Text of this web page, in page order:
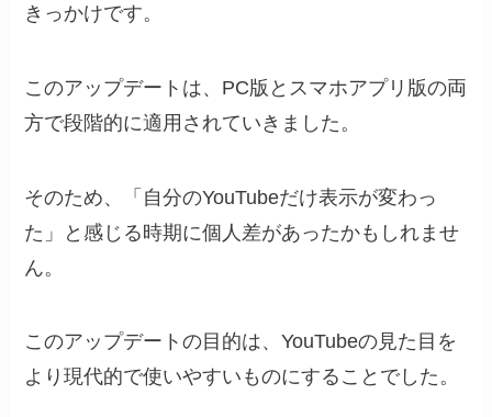
きっかけです。
このアップデートは、PC版とスマホアプリ版の両
方で段階的に適用されていきました。
そのため、「自分のYouTubeだけ表示が変わっ
た」と感じる時期に個人差があったかもしれませ
ん。
このアップデートの目的は、YouTubeの見た目を
より現代的で使いやすいものにすることでした。